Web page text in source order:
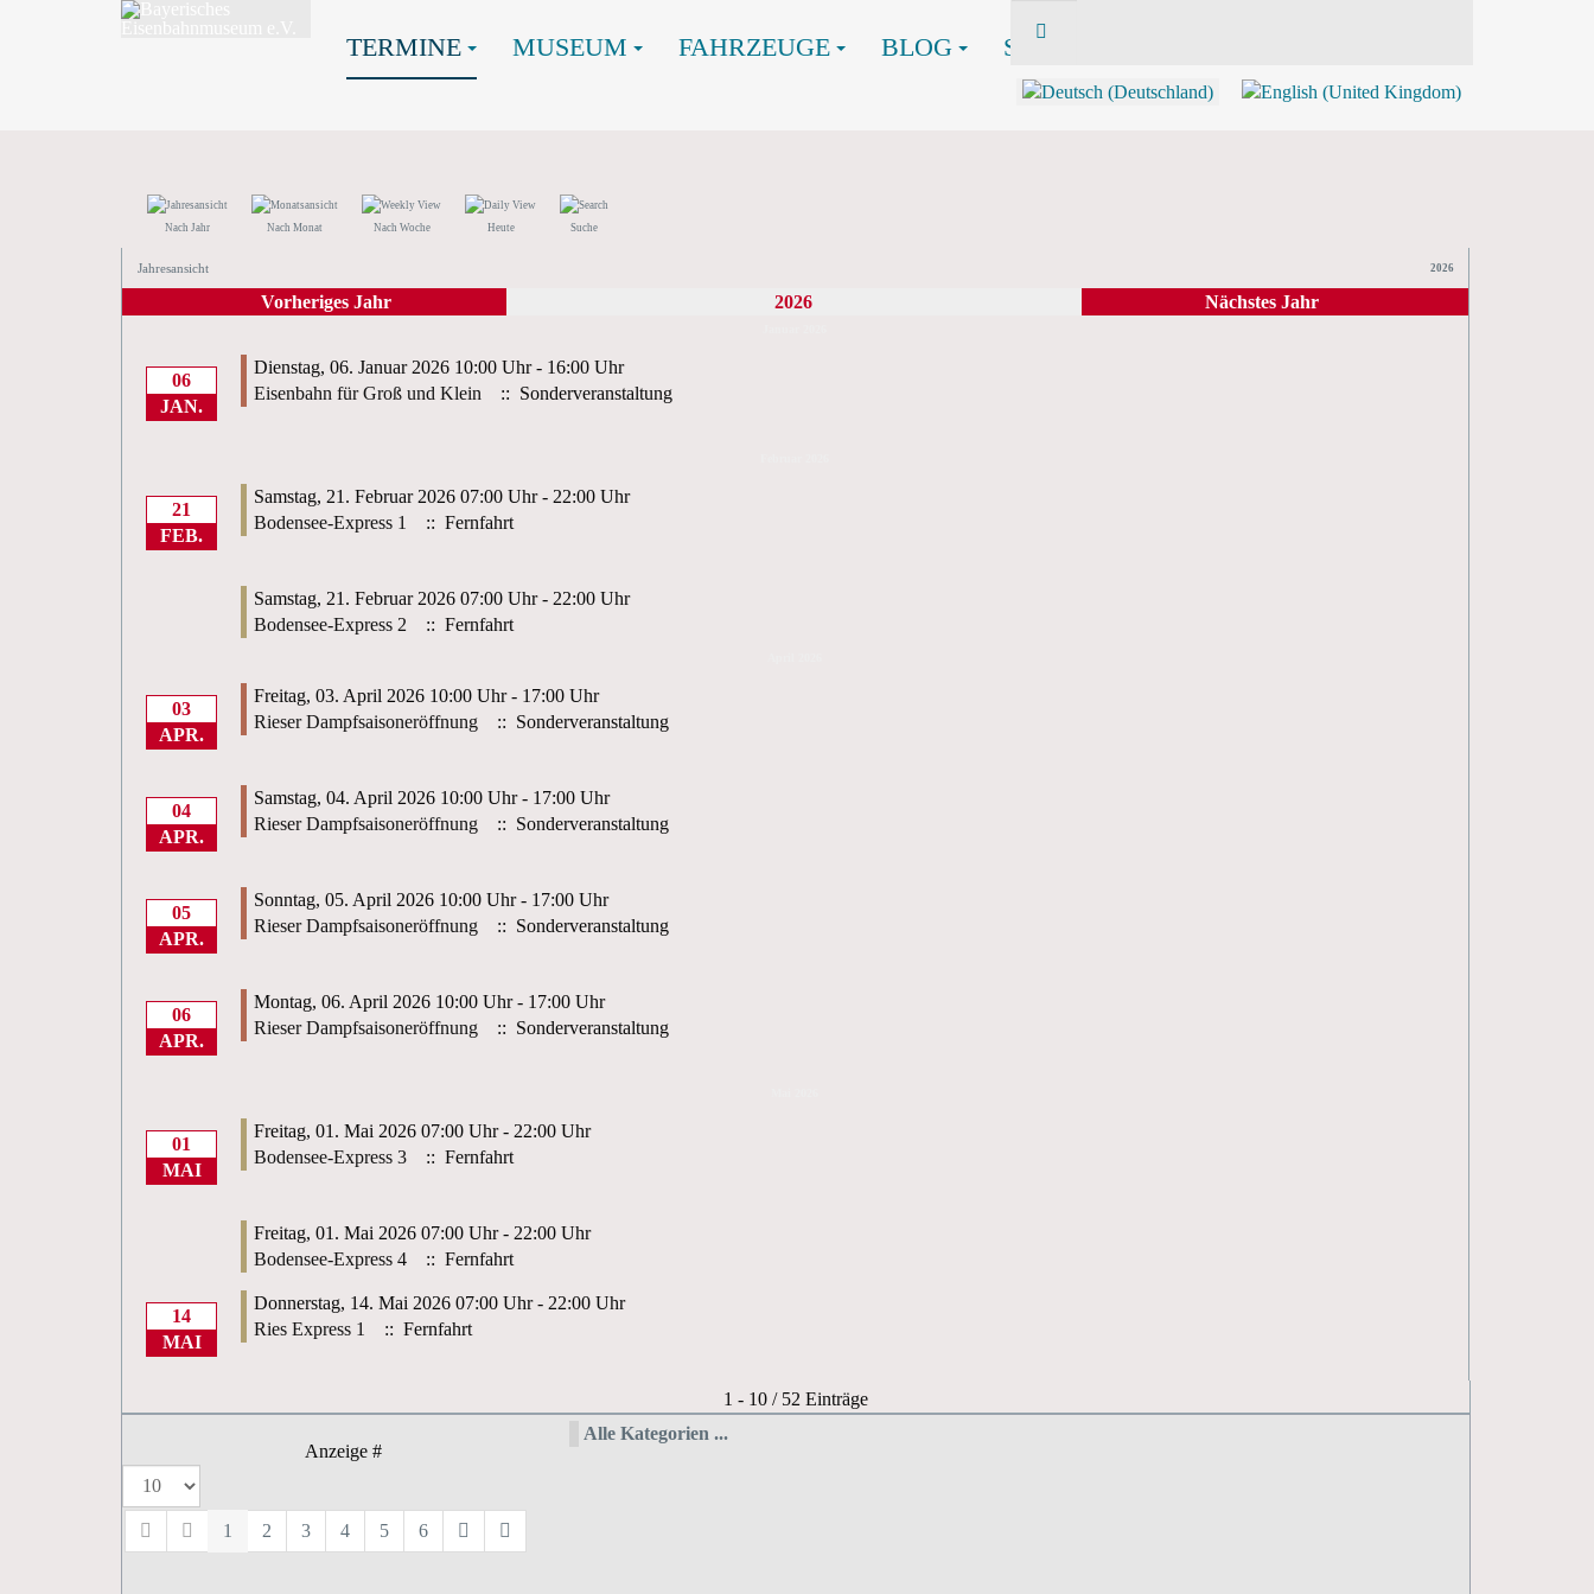
TERMINE MUSEUM FAHRZEUGE BLOG SHOP
Nach Jahr Nach Monat Nach Woche Heute Suche
Jahresansicht 2026
Vorheriges Jahr 2026 Nächstes Jahr
06
JAN.
Dienstag, 06. Januar 2026 10:00 Uhr - 16:00 Uhr
Eisenbahn für Groß und Klein
:: Sonderveranstaltung
21
FEB.
Samstag, 21. Februar 2026 07:00 Uhr - 22:00 Uhr
Bodensee-Express 1
:: Fernfahrt
Samstag, 21. Februar 2026 07:00 Uhr - 22:00 Uhr
Bodensee-Express 2
:: Fernfahrt
03
APR.
Freitag, 03. April 2026 10:00 Uhr - 17:00 Uhr
Rieser Dampfsaisoneröffnung
:: Sonderveranstaltung
04
APR.
Samstag, 04. April 2026 10:00 Uhr - 17:00 Uhr
Rieser Dampfsaisoneröffnung
:: Sonderveranstaltung
05
APR.
Sonntag, 05. April 2026 10:00 Uhr - 17:00 Uhr
Rieser Dampfsaisoneröffnung
:: Sonderveranstaltung
06
APR.
Montag, 06. April 2026 10:00 Uhr - 17:00 Uhr
Rieser Dampfsaisoneröffnung
:: Sonderveranstaltung
01
MAI
Freitag, 01. Mai 2026 07:00 Uhr - 22:00 Uhr
Bodensee-Express 3
:: Fernfahrt
Freitag, 01. Mai 2026 07:00 Uhr - 22:00 Uhr
Bodensee-Express 4
:: Fernfahrt
14
MAI
Donnerstag, 14. Mai 2026 07:00 Uhr - 22:00 Uhr
Ries Express 1
:: Fernfahrt
Limite der Paginierungsliste
1 - 10 / 52 Einträge
Anzeige #
1 2 3 4 5 6
Alle Kategorien ...